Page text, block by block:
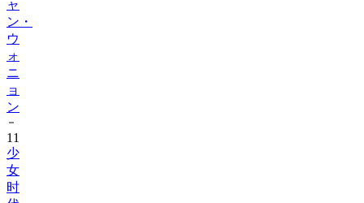
ウ
ォ
ニ
ョ
ン
11
少
女
时
代